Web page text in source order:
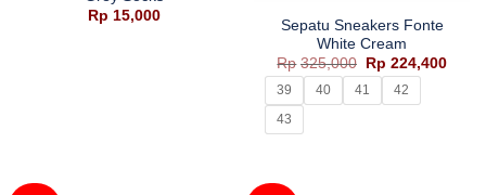
Rp 15,000
Sepatu Sneakers Fonte
White Cream
Rp 325,000
Harga
aslinya
adalah:
Rp325,000.
Rp 224,400
39 40 41
42
43